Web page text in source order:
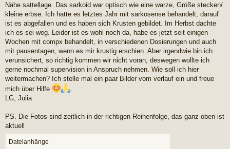
Nähe sattellage. Das sarkoid war optisch wie eine warze, Größe stecken/
kleine erbse. Ich hatte es letztes Jahr mit sarkosense behandelt, darauf
ist es abgefallen und es haben sich Krusten gebildet. Im Herbst dachte
ich es sei weg. Leider ist es wohl noch da, habe es jetzt seit einigen
Wochen mit compx behandelt, in verschiedenen Dosierungen und auch
mit pausentagen, wenn es mir krustig erschien. Aber irgendwie bin ich
verunsichert, so richtig kommen wir nicht voran, deswegen wollte ich
gerne nochmal supervision in Anspruch nehmen. Wie soll ich hier
weitermachen? Ich stelle mal ein paar Bilder vom verlauf ein und freue
mich über Hilfe
LG, Julia
PS. Die Fotos sind zeitlich in der richtigen Reihenfolge, das ganz oben ist
aktuell
Dateianhänge